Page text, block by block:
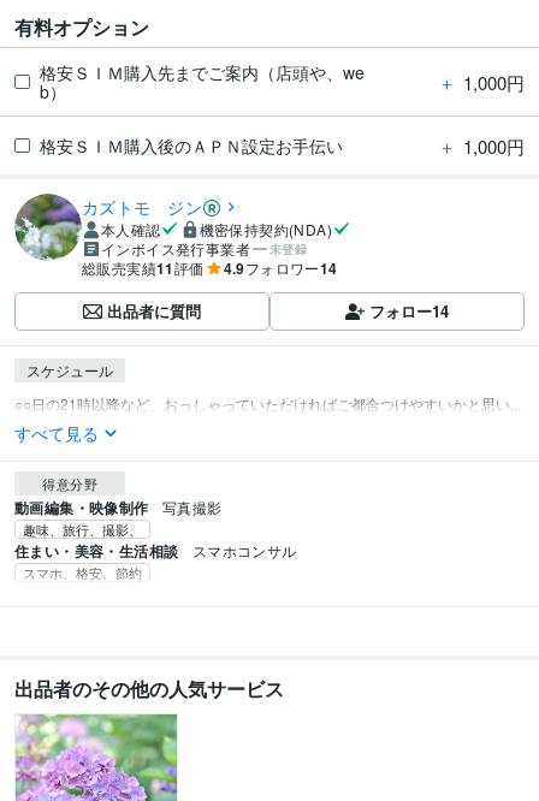
有料オプション
格安ＳＩＭ購入先までご案内（店頭や、we
b）
＋ 1,000円
格安ＳＩＭ購入後のＡＰＮ設定お手伝い ＋ 1,000円
カズトモ ジン
本人確認
機密保持契約(NDA)
インボイス発行事業者
未登録
総販売実績11評価 4.9フォロワー14
出品者に質問 フォロー14
スケジュール
○○日の21時以降など、おっしゃっていただければご都合つけやすいかと思い...
すべて見る
得意分野
動画編集・映像制作 写真撮影
趣味、旅行、撮影、
住まい・美容・生活相談 スマホコンサル
スマホ、格安、節約
出品者のその他の人気サービス